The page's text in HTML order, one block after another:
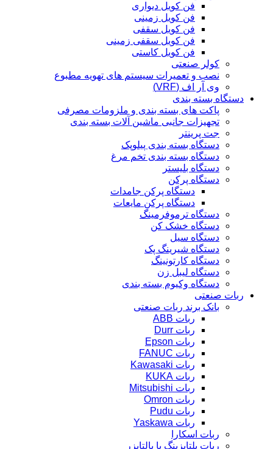
فن کویل دیواری
فن کویل زمینی
فن کویل سقفی
فن کویل سقفی زمینی
فن کویل کاستی
کولر صنعتی
نصب و تعمیرات سیستم های تهویه مطبوع
وی آر اف (VRF)
دستگاه بسته بندی
پاکت های بسته بندی و ملزومات مصرفی
تجهیزات جانبی ماشین آلات بسته بندی
جت پرینتر
دستگاه بسته بندی پیلوپک
دستگاه بسته بندی تخم مرغ
دستگاه بلیستر
دستگاه پرکن
دستگاه پرکن جامدات
دستگاه پرکن مایعات
دستگاه ترموفرمینگ
دستگاه خشک کن
دستگاه سیل
دستگاه شیرینگ پک
دستگاه کارتونینگ
دستگاه لیبل زن
دستگاه وکیوم بسته بندی
ربات صنعتی
بانک برند ربات صنعتی
ربات ABB
ربات Durr
ربات Epson
ربات FANUC
ربات Kawasaki
ربات KUKA
ربات Mitsubishi
ربات Omron
ربات Pudu
ربات Yaskawa
ربات اسکارا
ربات پلتایزینگ یا پالتایزر